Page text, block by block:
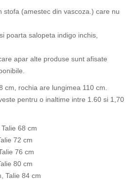
stofa (amestec din vascoza.) care nu
poarta salopeta indigo inchis,
apar alte produse sunt afisate
cm, rochia are lungimea 110 cm.
pentru o inaltime intre 1.60 si 1,70
68 cm
72 cm
76 cm
80 cm
Talie 84 cm